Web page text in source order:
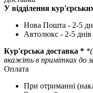
У відділення
Нова Пошта - 2-5
Автолюкс - 2-5 днів
Кур'єрська доставка *
вкажіть в примітках до
Оплата
При отриманні